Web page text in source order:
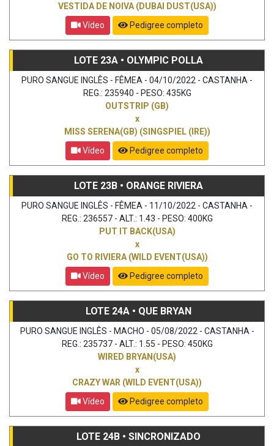
VESTIDA DE NOIVA (DUBAI DUST(USA))
Vídeo
Pedigree completo
LOTE 23A • OLYMPIC POLLA
PURO SANGUE INGLÊS - FÊMEA - 04/10/2022 - CASTANHA -
REG.: 235940 - PESO: 435KG
OUTSTRIP (GB)
x
MISS SERENA(GB) (SINGSPIEL (IRE))
Vídeo
Pedigree completo
LOTE 23B • ORANGE RIVIERA
PURO SANGUE INGLÊS - FÊMEA - 11/10/2022 - CASTANHA -
REG.: 236557 - ALT.: 1.43 - PESO: 400KG
PUT IT BACK(USA)
x
GO TO RIVIERA (WILD EVENT(USA))
Vídeo
Pedigree completo
LOTE 24A • QUE BRYAN
PURO SANGUE INGLÊS - MACHO - 05/08/2022 - CASTANHA -
REG.: 235737 - ALT.: 1.55 - PESO: 450KG
WIRED BRYAN(USA)
x
CRAZY WAR (WILD EVENT(USA))
Vídeo
Pedigree completo
LOTE 24B • SINCRONIZADO